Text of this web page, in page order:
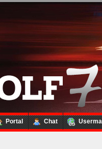
Portal Chat
Loginbox
Trage
bitte
in
die
nachfolgenden
Felder
Deinen
Benutzernamen
und
Kennwort
ein,
um